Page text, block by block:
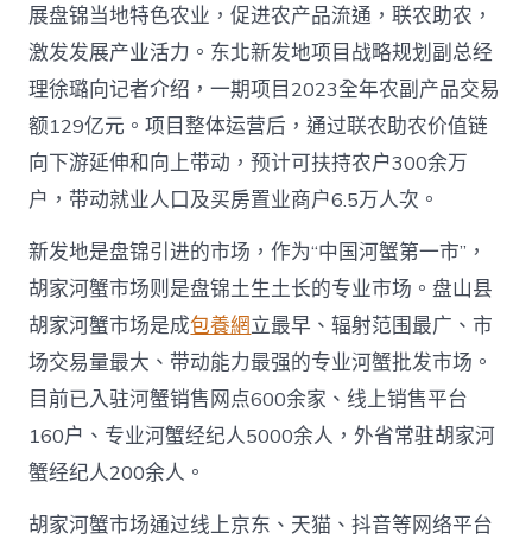
展盘锦当地特色农业，促进农产品流通，联农助农，
激发发展产业活力。东北新发地项目战略规划副总经
理徐璐向记者介绍，一期项目2023全年农副产品交易
额129亿元。项目整体运营后，通过联农助农价值链
向下游延伸和向上带动，预计可扶持农户300余万
户，带动就业人口及买房置业商户6.5万人次。
新发地是盘锦引进的市场，作为“中国河蟹第一市”，
胡家河蟹市场则是盘锦土生土长的专业市场。盘山县
胡家河蟹市场是成包養網立最早、辐射范围最广、市
场交易量最大、带动能力最强的专业河蟹批发市场。
目前已入驻河蟹销售网点600余家、线上销售平台
160户、专业河蟹经纪人5000余人，外省常驻胡家河
蟹经纪人200余人。
胡家河蟹市场通过线上京东、天猫、抖音等网络平台